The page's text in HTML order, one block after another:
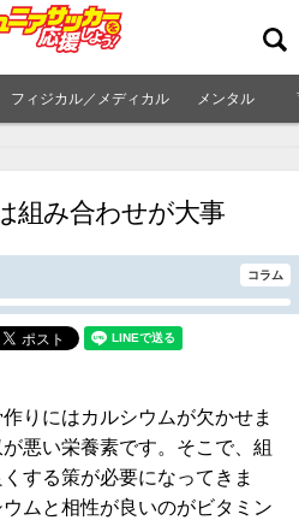
フィジカル／メディカル メンタル
組み合わせが大事
コラム
りにはカルシウムが欠かせま
悪い栄養素です。そこで、組
する策が必要になってきま
ムと相性が良いのがビタミン